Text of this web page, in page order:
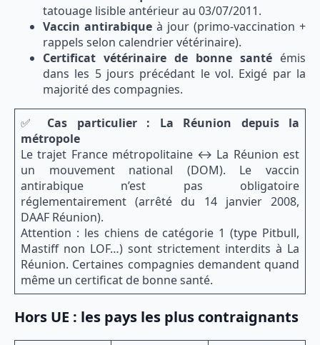
tatouage lisible antérieur au 03/07/2011.
Vaccin antirabique à jour (primo-vaccination +
rappels selon calendrier vétérinaire).
Certificat vétérinaire de bonne santé émis
dans les 5 jours précédant le vol. Exigé par la
majorité des compagnies.
✅ Cas particulier : La Réunion depuis la
métropole
Le trajet France métropolitaine ↔ La Réunion est
un mouvement national (DOM). Le vaccin
antirabique n’est pas obligatoire
réglementairement (arrêté du 14 janvier 2008,
DAAF Réunion).
Attention : les chiens de catégorie 1 (type Pitbull,
Mastiff non LOF…) sont strictement interdits à La
Réunion. Certaines compagnies demandent quand
même un certificat de bonne santé.
Hors UE : les pays les plus contraignants